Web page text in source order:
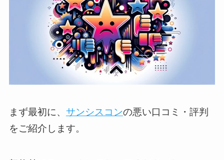
まず最初に、 サンシスコンの悪い口コミ・評判
をご紹介します。